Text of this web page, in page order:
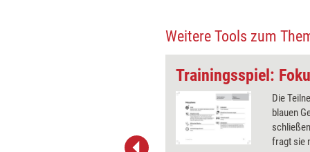
Weitere Tools zum
Trainingsspiel:
Die
blauen
fragt sie